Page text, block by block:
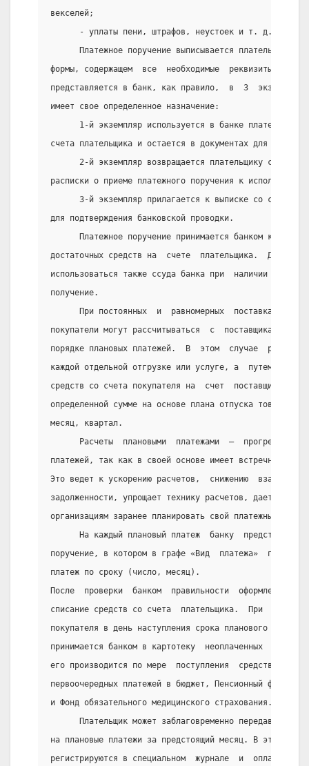
векселей;
      - уплаты пени, штрафов, неустоек и т. д.
Платежное поручение выписывается плательщиком
формы, содержащем  все  необходимые  реквизиты  для
представляется в банк, как правило,  в  3
имеет свое определенное назначение:
1-й экземпляр используется в банке плательщика
счета плательщика и остается в документах для банка;
2-й экземпляр возвращается плательщику со
расписки о приеме платежного поручения к исполнению;
3-й экземпляр прилагается к выписке со счета
для подтверждения банковской проводки.
Платежное поручение принимается банком к
достаточных средств на  счете  плательщика.  Для
использоваться также ссуда банка при  наличии  у
получение.
При постоянных  и  равномерных  поставках
покупатели могут рассчитываться  с  поставщиками
порядке плановых платежей.  В  этом  случае  расчеты
каждой отдельной отгрузке или услуге, а  путем
средств со счета покупателя на  счет  поставщика  в
определенной сумме на основе плана отпуска товаров
месяц, квартал.
Расчеты  плановыми  платежами  —
платежей, так как в своей основе имеет встречное
Это ведет к ускорению расчетов,  снижению  взаимной
задолженности, упрощает технику расчетов, дает
организациям заранее планировать свой платежный
На каждый плановый платеж  банку
поручение, в котором в графе «Вид  платежа»
платеж по сроку (число, месяц).
После  проверки  банком  правильности  оформления
списание средств со счета  плательщика.  При
покупателя в день наступления срока планового
принимается банком в картотеку  неоплаченных
его производится по мере  поступления  средств  на
первоочередных платежей в бюджет, Пенсионный фонд,
и Фонд обязательного медицинского страхования.
Плательщик может заблаговременно передавать
на плановые платежи за предстоящий месяц. В этом
регистрируются в специальном  журнале  и